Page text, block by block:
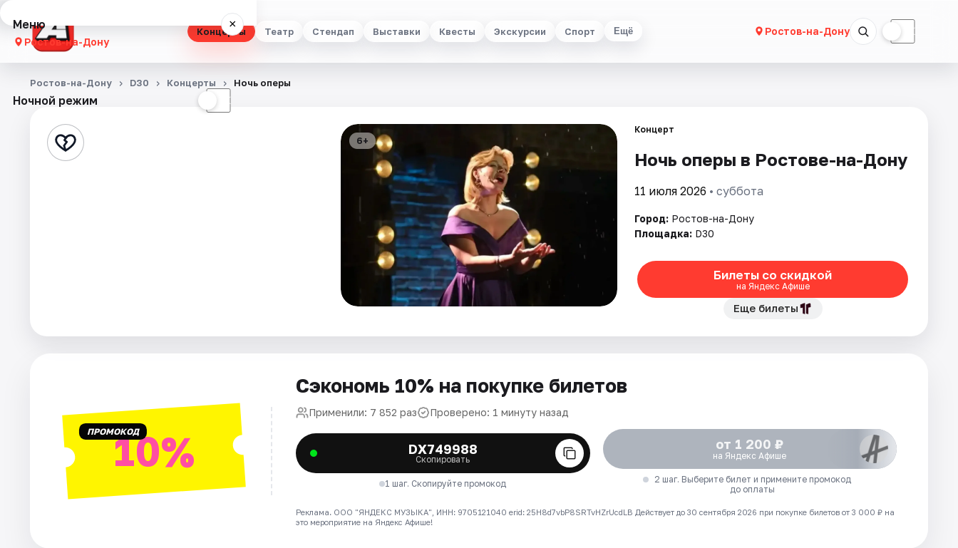
Концерты Театр Стендап Выставки Квесты Экскурсии Спорт Ещё Ростов-на-Дону ☾
Меню ×
Ростов-на-Дону
Концерты
Стендап
Артисты
Ночной режим ☾
Ростов-на-Дону D30 Концерты Ночь оперы
6+
Концерт
Ночь оперы в Ростове-на-Дону
11 июля 2026 • суббота
Город: Ростов-на-Дону
Площадка: D30
Билеты со скидкой
на Яндекс Афише
Еще билеты
ПРОМОКОД10%
Сэкономь 10% на покупке билетов
Применили: 7 852 раз Проверено: 1 минуту назад
DX749988
Скопировать
1 шаг. Скопируйте промокод
от 1 200 ₽
на Яндекс Афише
2 шаг. Выберите билет и примените промокод
до оплаты
Реклама. ООО "ЯНДЕКС МУЗЫКА", ИНН: 9705121040 erid: 25H8d7vbP8SRTvHZrUcdLB Действует до 30 сентября 2026 при покупке билетов от 3 000 ₽ на
это мероприятие на Яндекс Афише!